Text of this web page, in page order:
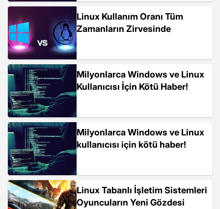
Linux Kullanım Oranı Tüm
Zamanların Zirvesinde
Milyonlarca Windows ve Linux
Kullanıcısı İçin Kötü Haber!
Milyonlarca Windows ve Linux
kullanıcısı için kötü haber!
Linux Tabanlı İşletim Sistemleri
Oyuncuların Yeni Gözdesi